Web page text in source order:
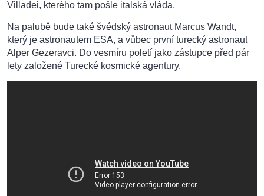
Villadei, kterého tam pošle italská vláda.
Na palubě bude také švédský astronaut Marcus Wandt,
který je astronautem ESA, a vůbec první turecký astronaut
Alper Gezeravci. Do vesmíru poletí jako zástupce před pár
lety založené Turecké kosmické agentury.